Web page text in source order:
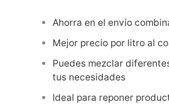
Ahorra en el envío
Mejor precio por litro al
Puedes mezclar
tus necesidades
Ideal para reponer